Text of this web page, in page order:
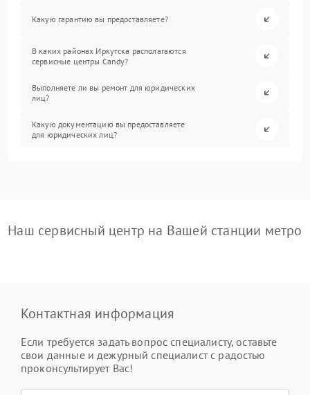
Какую гарантию вы предоставляете?
В каких районах Иркутска располагаются
сервисные центры Candy?
Выполняете ли вы ремонт для юридических
лиц?
Какую документацию вы предоставляете
для юридических лиц?
Наш сервисный центр на Вашей станции метро
Контактная информация
Если требуется задать вопрос специалисту, оставьте
свои данные и дежурный специалист с радостью
проконсультирует Вас!